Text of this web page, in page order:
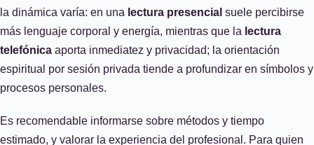
la dinámica varía: en una lectura presencial suele percibirse
más lenguaje corporal y energía, mientras que la lectura
telefónica aporta inmediatez y privacidad; la orientación
espiritual por sesión privada tiende a profundizar en símbolos y
procesos personales.
Es recomendable informarse sobre métodos y tiempo
estimado, y valorar la experiencia del profesional. Para quien